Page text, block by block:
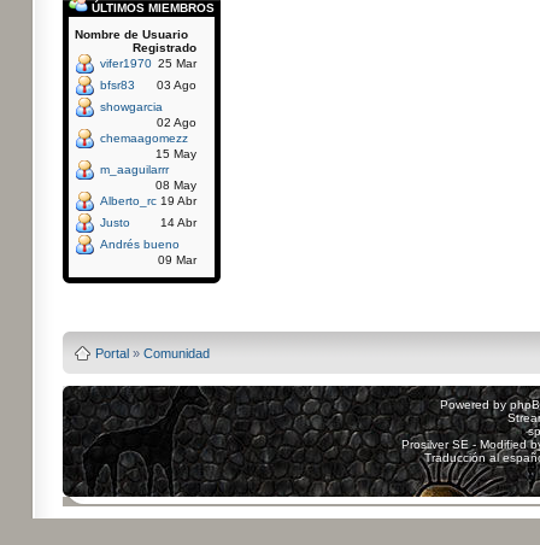
ÚLTIMOS MIEMBROS
Nombre de Usuario
Registrado
vifer1970 25 Mar
bfsr83
03 Ago
showgarcia
02 Ago
chemaagomezz
15 May
m_aaguilarrr
08 May
Alberto_rc 19 Abr
Justo
14 Abr
Andrés bueno
09 Mar
Portal» Comunidad
Powered by
Prosilver SE - Modified
Traducción al